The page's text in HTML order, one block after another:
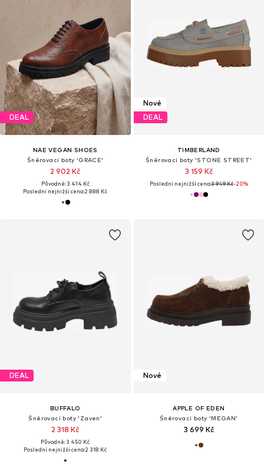
DEAL
NAE VEGAN SHOES
Šněrovací boty 'GRACE'
2 902 Kč
Původně: 3 414 Kč
Poslední nejnižší cena:2 888 Kč
Nové
DEAL
TIMBERLAND
Šněrovací boty 'STONE STREET'
3 159 Kč
Poslední nejnižší cena:3 949 Kč-20%
DEAL
BUFFALO
Šněrovací boty 'Zaven'
2 318 Kč
Původně: 3 450 Kč
Poslední nejnižší cena:2 318 Kč
Nové
APPLE OF EDEN
Šněrovací boty 'MEGAN'
3 699 Kč